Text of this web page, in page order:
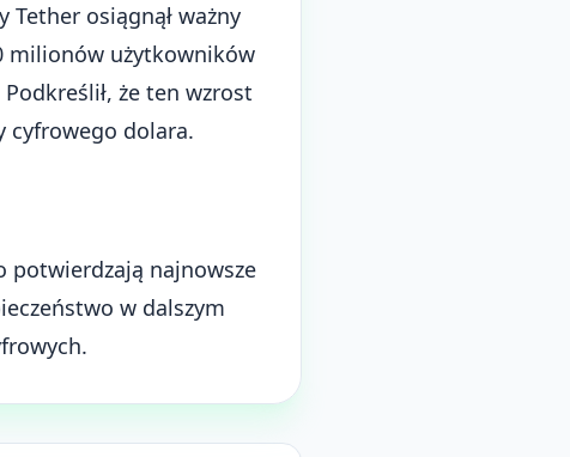
osiągnął ważny
milionów użytkowników
że ten wzrost
cyfrowego dolara.
potwierdzają najnowsze
w dalszym